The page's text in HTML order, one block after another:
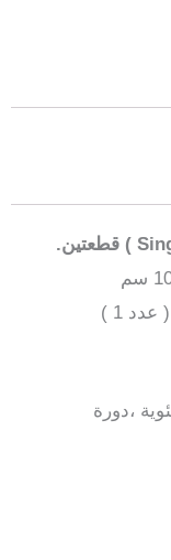
30 درجة مئوية ،دورة